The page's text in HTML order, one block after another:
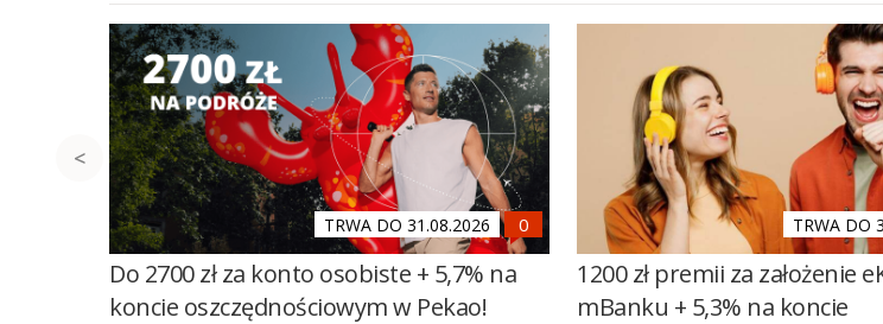
TRWA DO 31.08.2026
Do 2700 zł za konto osobiste + 5,7% na
koncie oszczędnościowym w Pekao!
TRWA DO
1200 zł premii za założenie
mBanku + 5,3% na koncie